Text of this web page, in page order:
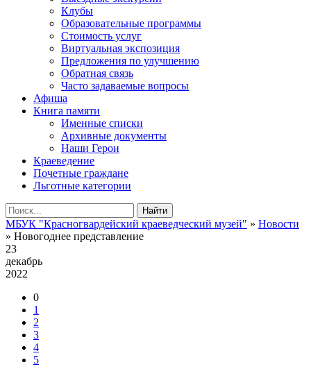
Клубы
Образовательные программы
Стоимость услуг
Виртуальная экспозиция
Предложения по улучшению
Обратная связь
Часто задаваемые вопросы
Афиша
Книга памяти
Именные списки
Архивные документы
Наши Герои
Краеведение
Почетные граждане
Льготные категории
Найти
МБУК "Красногвардейский краеведческий музей" » Новости
» Новогоднее представление
23
декабрь
2022
0
1
2
3
4
5